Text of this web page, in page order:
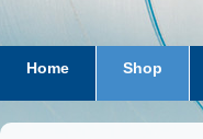
Home Shop